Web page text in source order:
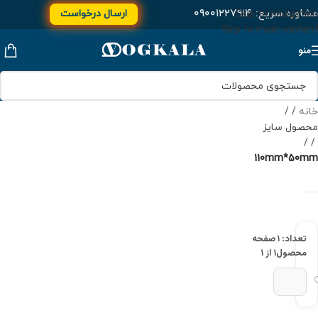
Skip to navigation
Skip to main content
مشاوره سریع:۰۹۰۰۱۲۲۷۹۱۴ ارسال درخواست
منو
خانه /
محصول سایز
/
110mm*50mm
تعداد: ۱
محصول
صفحه
۱ از ۱